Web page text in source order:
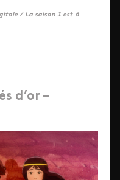
/ La saison 1 est à
d’or –